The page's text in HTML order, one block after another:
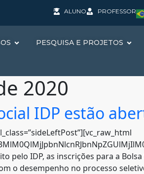
ALUNO PROFESSOR
PESQUISA E PROJETOS
2020
IDP estão
pelo IDP, as inscrições para a
o desempenho no processo